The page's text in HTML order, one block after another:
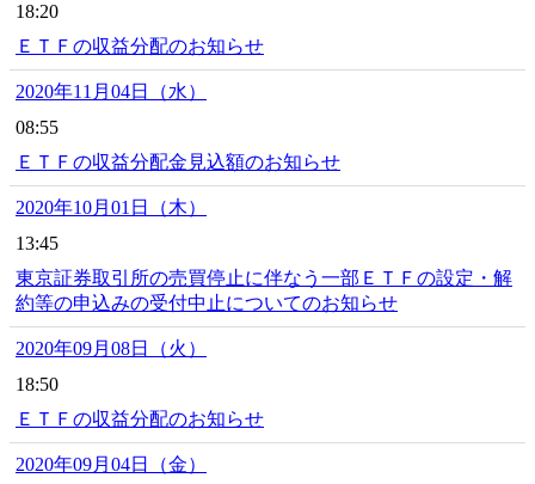
18:20
ＥＴＦの収益分配のお知らせ
2020年11月04日（水）
08:55
ＥＴＦの収益分配金見込額のお知らせ
2020年10月01日（木）
13:45
東京証券取引所の売買停止に伴なう一部ＥＴＦの設定・解
約等の申込みの受付中止についてのお知らせ
2020年09月08日（火）
18:50
ＥＴＦの収益分配のお知らせ
2020年09月04日（金）